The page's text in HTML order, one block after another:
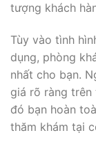
tượng khách
Tùy vào tình
dụng, phòng
nhất cho bạn.
giá rõ ràng trên
đó bạn hoàn
thăm khám tại